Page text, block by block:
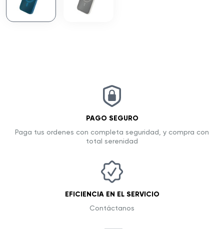
PAGO SEGURO
Paga tus ordenes con completa seguridad, y compra con
total serenidad
EFICIENCIA EN EL SERVICIO
Contáctanos